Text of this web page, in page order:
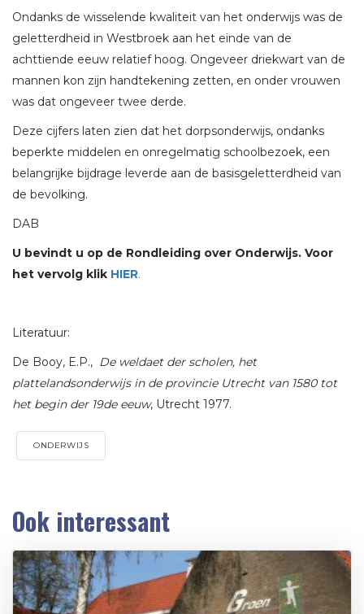
Ondanks de wisselende kwaliteit van het onderwijs was de
geletterdheid in Westbroek aan het einde van de
achttiende eeuw relatief hoog. Ongeveer driekwart van de
mannen kon zijn handtekening zetten, en onder vrouwen
was dat ongeveer twee derde.
Deze cijfers laten zien dat het dorpsonderwijs, ondanks
beperkte middelen en onregelmatig schoolbezoek, een
belangrijke bijdrage leverde aan de basisgeletterdheid van
de bevolking.
DAB
U bevindt u op de Rondleiding over Onderwijs. Voor
het vervolg klik HIER.
Literatuur:
De Booy, E.P., De weldaet der scholen, het
plattelandsonderwijs in de provincie Utrecht van 1580 tot
het begin der 19de eeuw, Utrecht 1977.
ONDERWIJS
Ook interessant